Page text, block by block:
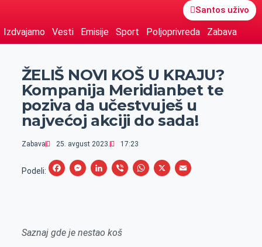
Santos uživo
Izdvajamo Vesti Emisije Sport Poljoprivreda Zabava
ŽELIŠ NOVI KOŠ U KRAJU?
Kompanija Meridianbet te
poziva da učestvuješ u
najvećoj akciji do sada!
Zabava 25. avgust 2023. 17:23
Podeli:
F
b
M
e
L
e
V
W
X
E
Saznaj gde je nestao koš